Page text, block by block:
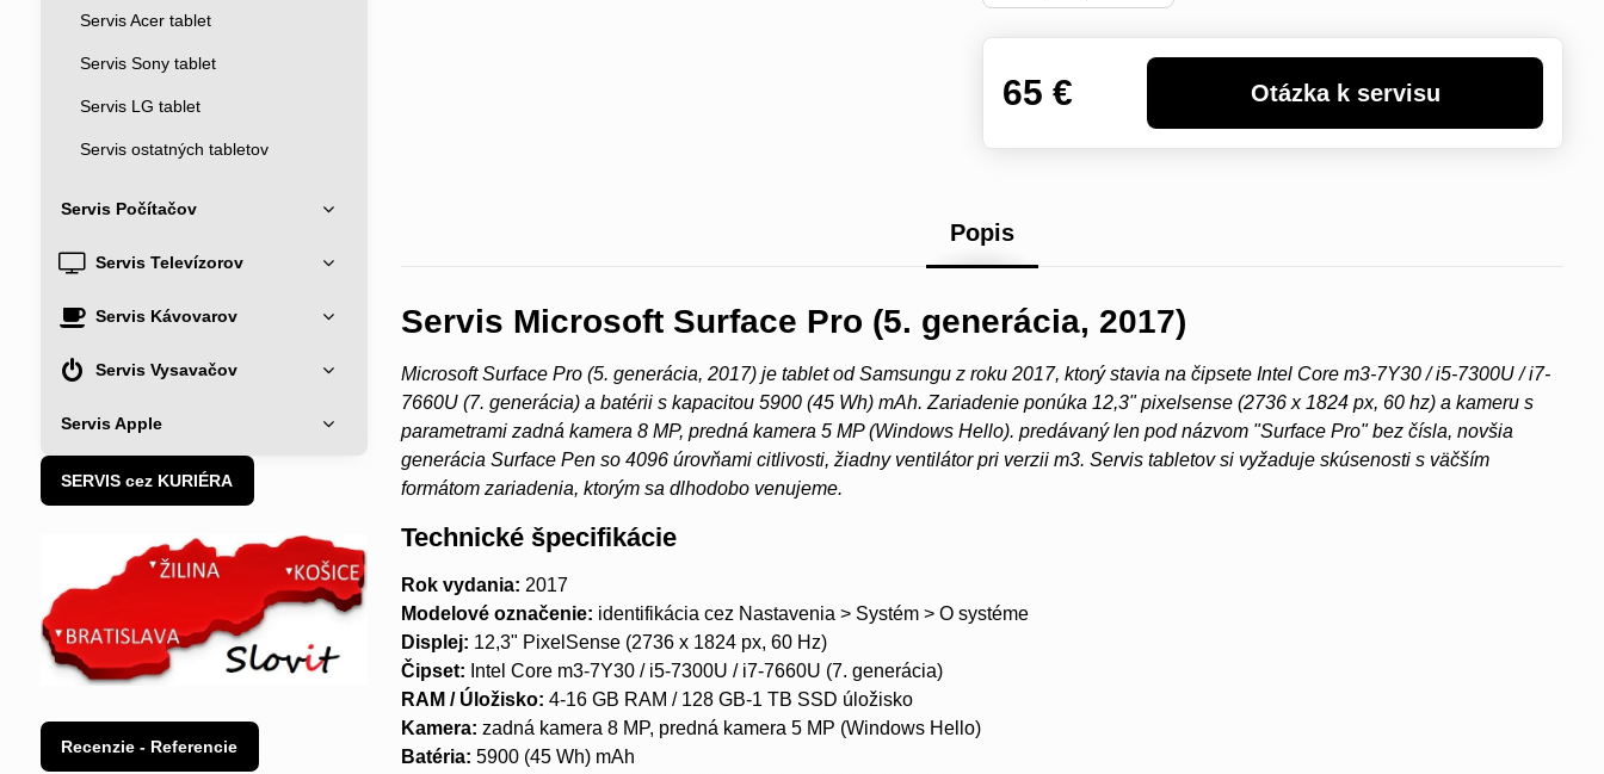
65 €
Popis
Servis Microsoft Surface Pro (5. generácia, 2017)
Microsoft Surface Pro (5. generácia, 2017) je tablet od Samsungu z roku 2017, ktorý stavia na čipsete Intel Core m3-7Y30 / i5-7300U / i7-
7660U (7. generácia) a batérii s kapacitou 5900 (45 Wh) mAh. Zariadenie ponúka 12,3" pixelsense (2736 x 1824 px, 60 hz) a kameru s
parametrami zadná kamera 8 MP, predná kamera 5 MP (Windows Hello). predávaný len pod názvom "Surface Pro" bez čísla, novšia
generácia Surface Pen so 4096 úrovňami citlivosti, žiadny ventilátor pri verzii m3. Servis tabletov si vyžaduje skúsenosti s väčším
formátom zariadenia, ktorým sa dlhodobo venujeme.
Technické špecifikácie
Rok vydania: 2017
Modelové označenie: identifikácia cez Nastavenia > Systém > O systéme
Displej: 12,3" PixelSense (2736 x 1824 px, 60 Hz)
Čipset: Intel Core m3-7Y30 / i5-7300U / i7-7660U (7. generácia)
RAM / Úložisko: 4-16 GB RAM / 128 GB-1 TB SSD úložisko
Kamera: zadná kamera 8 MP, predná kamera 5 MP (Windows Hello)
Batéria: 5900 (45 Wh) mAh
Servis Acer tablet
Servis Sony tablet
Servis LG tablet
Servis ostatných tabletov
Servis Počítačov
Servis Televízorov
Servis Kávovarov
Servis Vysavačov
Servis Apple
SERVIS cez KURIÉRA
Recenzie - Referencie